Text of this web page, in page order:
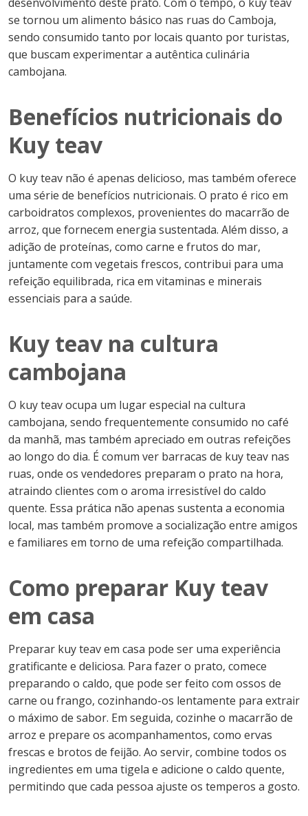
desenvolvimento deste prato. Com o tempo, o kuy teav
se tornou um alimento básico nas ruas do Camboja,
sendo consumido tanto por locais quanto por turistas,
que buscam experimentar a autêntica culinária
cambojana.
Benefícios nutricionais do
Kuy teav
O kuy teav não é apenas delicioso, mas também oferece
uma série de benefícios nutricionais. O prato é rico em
carboidratos complexos, provenientes do macarrão de
arroz, que fornecem energia sustentada. Além disso, a
adição de proteínas, como carne e frutos do mar,
juntamente com vegetais frescos, contribui para uma
refeição equilibrada, rica em vitaminas e minerais
essenciais para a saúde.
Kuy teav na cultura
cambojana
O kuy teav ocupa um lugar especial na cultura
cambojana, sendo frequentemente consumido no café
da manhã, mas também apreciado em outras refeições
ao longo do dia. É comum ver barracas de kuy teav nas
ruas, onde os vendedores preparam o prato na hora,
atraindo clientes com o aroma irresistível do caldo
quente. Essa prática não apenas sustenta a economia
local, mas também promove a socialização entre amigos
e familiares em torno de uma refeição compartilhada.
Como preparar Kuy teav
em casa
Preparar kuy teav em casa pode ser uma experiência
gratificante e deliciosa. Para fazer o prato, comece
preparando o caldo, que pode ser feito com ossos de
carne ou frango, cozinhando-os lentamente para extrair
o máximo de sabor. Em seguida, cozinhe o macarrão de
arroz e prepare os acompanhamentos, como ervas
frescas e brotos de feijão. Ao servir, combine todos os
ingredientes em uma tigela e adicione o caldo quente,
permitindo que cada pessoa ajuste os temperos a gosto.